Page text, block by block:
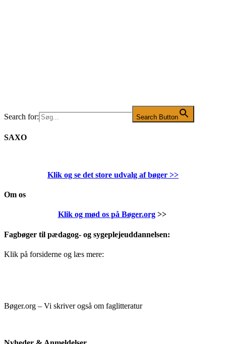
Search for: Search Button
SAXO
Klik og se det store udvalg af bøger >>
Om os
Klik og mød os på Bøger.org>>
Fagbøger til pædagog- og sygeplejeuddannelsen:
Klik på forsiderne og læs mere:
Bøger.org – Vi skriver også om faglitteratur